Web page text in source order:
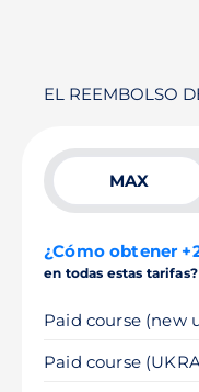
EL REEMBOLSO
MAX
¿Cómo obtener
en todas estas tarifas?
Paid course (new
Paid course